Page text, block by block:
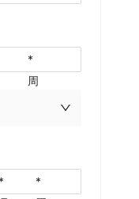
周